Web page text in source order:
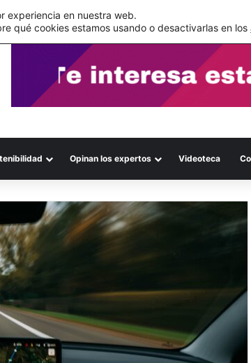
Opinan los expertos Videoteca
experiencia en nuestra web.
qué cookies estamos usando o desactivarlas en los